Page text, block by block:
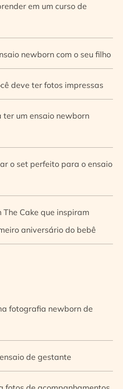
em um curso de
newborn com o seu filho
deve ter fotos impressas
ter um ensaio newborn
o set perfeito para o ensaio
The Cake que inspiram
aniversário do bebê
fotografia newborn de
de gestante